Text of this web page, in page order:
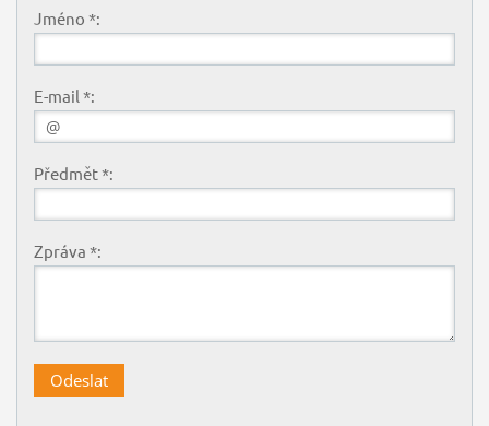
Jméno *:
E-mail *:
Předmět *:
Zpráva *: